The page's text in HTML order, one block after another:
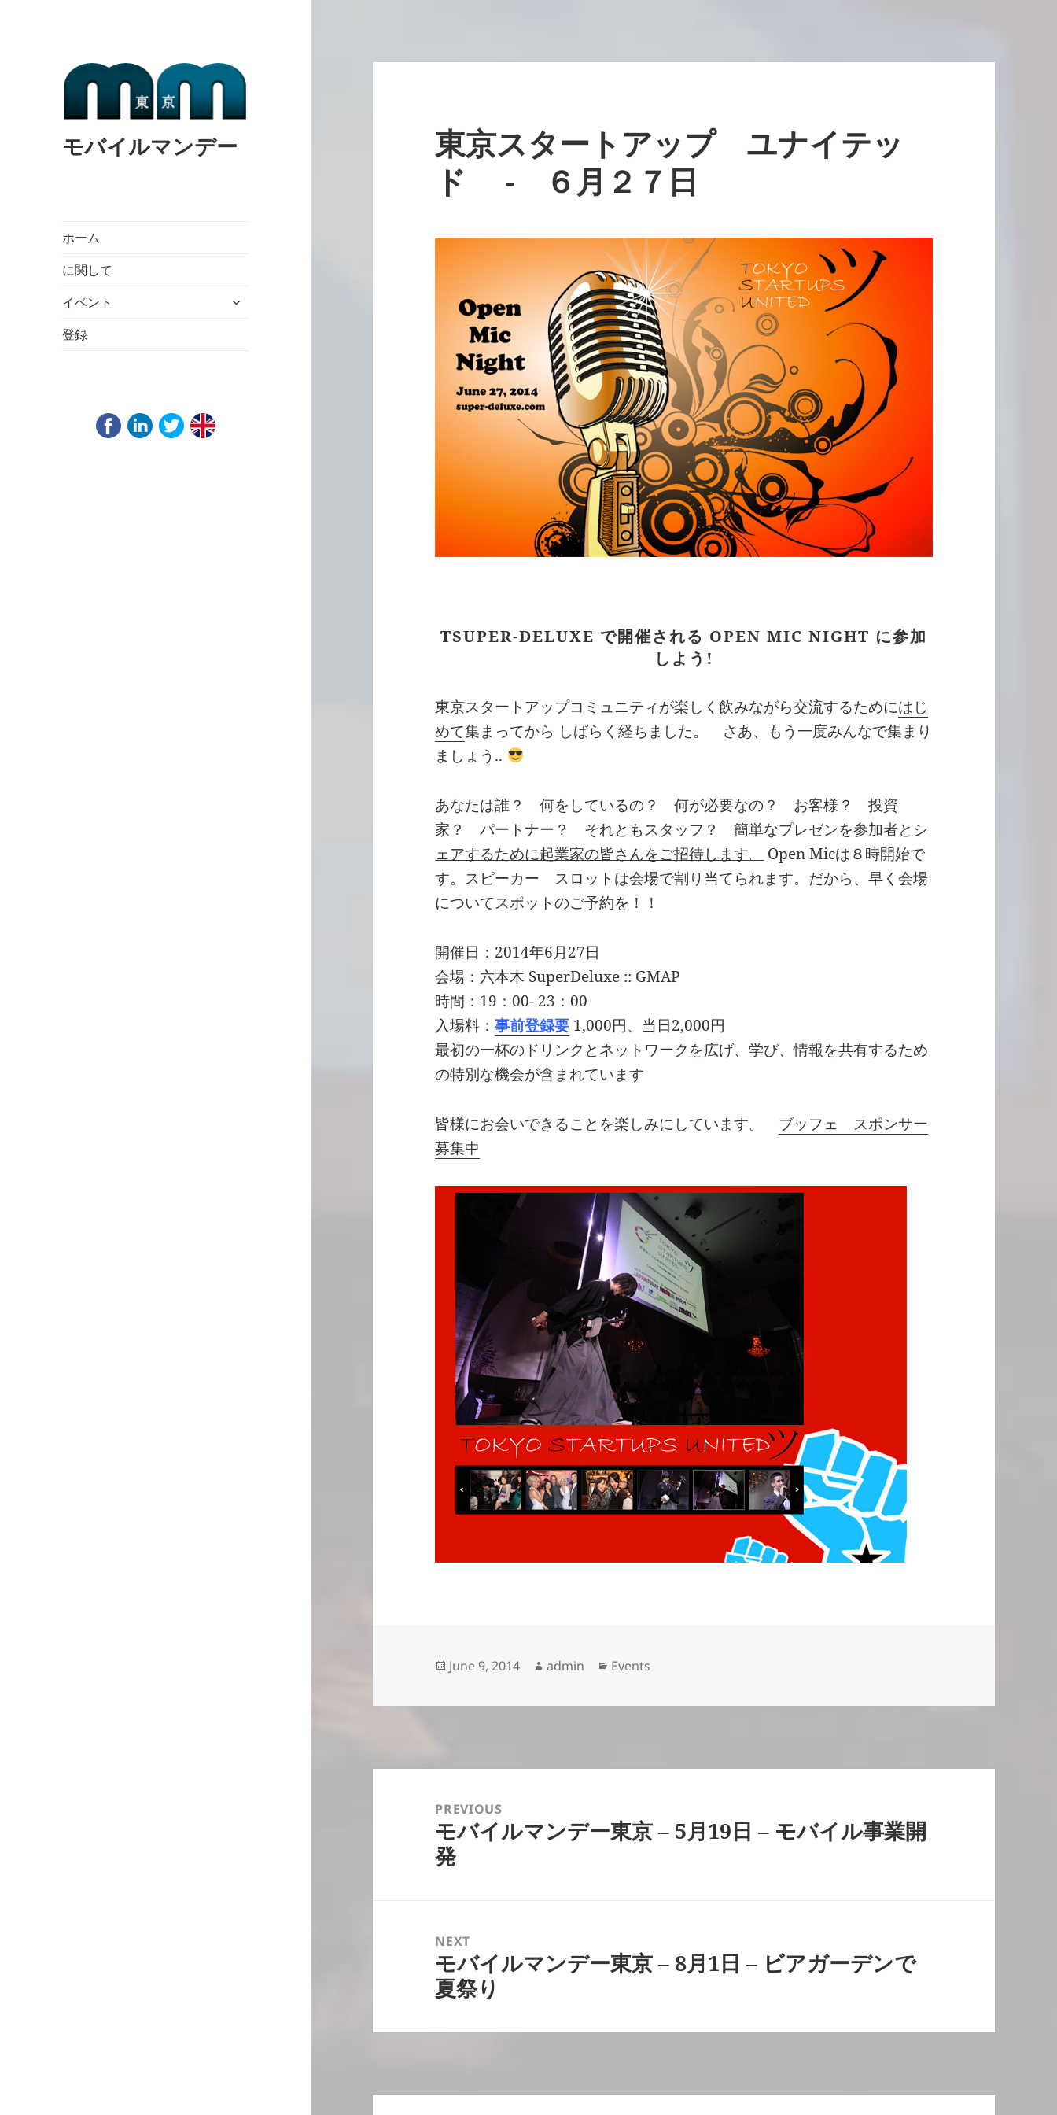
モバイルマンデー
ホーム
に関して
イベント
expand
登録
東京スタートアップ ユナイテッ
ド - ６月２７日
TSUPER-DELUXE で開催される OPEN MIC NIGHT に参加
しよう!
東京スタートアップコミュニティが楽しく飲みながら交流するためにはじ
めて集まってから しばらく経ちました。 さあ、もう一度みんなで集まり
ましょう..
あなたは誰？ 何をしているの？ 何が必要なの？ お客様？ 投資
家？ パートナー？ それともスタッフ？簡単なプレゼンを参加者とシ
ェアするために起業家の皆さんをご招待します。
Open Micは８時開始で
す。スピーカー スロットは会場で割り当てられます。だから、早く会場
についてスポットのご予約を！！
開催日：2014年6月27日
会場：六本木 SuperDeluxe :: GMAP
時間：19：00- 23：00
入場料：事前登録要 1,000円、当日2,000円
最初の一杯のドリンクとネットワークを広げ、学び、情報を共有するため
の特別な機会が含まれています
皆様にお会いできることを楽しみにしています。 ブッフェ スポンサー
募集中
Posted
June 9, 2014 Author
admin Categories
Events
navigationPREVIOUS
Previous
post:
モバイルマンデー東京 – 5月19日 – モバイル事業開
発
NEXT
Next
post:
モバイルマンデー東京 – 8月1日 – ビアガーデンで
夏祭り